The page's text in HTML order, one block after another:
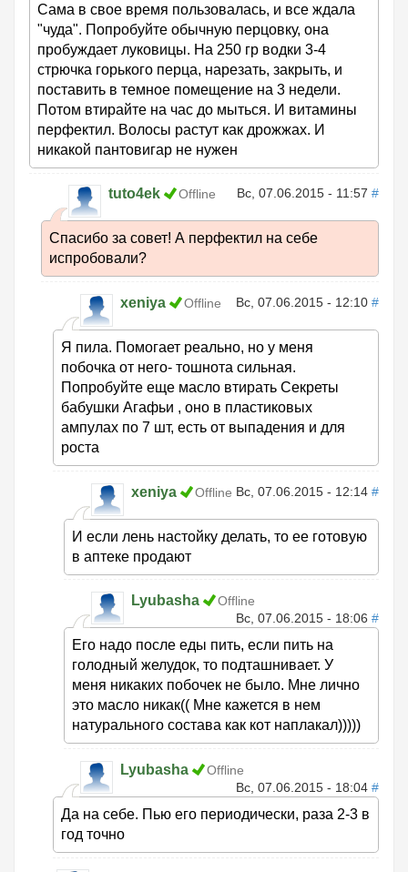
Сама в свое время пользовалась, и все ждала
"чуда". Попробуйте обычную перцовку, она
пробуждает луковицы. На 250 гр водки 3-4
стрючка горького перца, нарезать, закрыть, и
поставить в темное помещение на 3 недели.
Потом втирайте на час до мыться. И витамины
перфектил. Волосы растут как дрожжах. И
никакой пантовигар не нужен
tuto4ek Offline Вс, 07.06.2015 - 11:57 #
Спасибо за совет! А перфектил на себе
испробовали?
xeniya Offline Вс, 07.06.2015 - 12:10 #
Я пила. Помогает реально, но у меня
побочка от него- тошнота сильная.
Попробуйте еще масло втирать Секреты
бабушки Агафьи , оно в пластиковых
ампулах по 7 шт, есть от выпадения и для
роста
xeniya Offline Вс, 07.06.2015 - 12:14 #
И если лень настойку делать, то ее готовую
в аптеке продают
Lyubasha
Offline
Вс, 07.06.2015 - 18:06 #
Его надо после еды пить, если пить на
голодный желудок, то подташнивает. У
меня никаких побочек не было. Мне лично
это масло никак(( Мне кажется в нем
натурального состава как кот наплакал)))))
Lyubasha
Offline
Вс, 07.06.2015 - 18:04 #
Да на себе. Пью его периодически, раза 2-3 в
год точно